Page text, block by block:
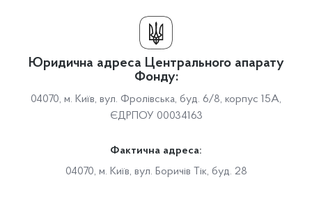
Юридична адреса Центрального апарату
Фонду:
04070, м. Київ, вул. Фролівська, буд. 6/8, корпус 15А,
ЄДРПОУ 00034163
Фактична адреса:
04070, м. Київ, вул. Боричів Тік, буд. 28